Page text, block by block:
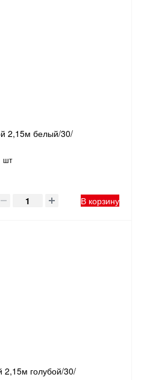
2,15м белый/30/
шт
В корзину
2,15м голубой/30/